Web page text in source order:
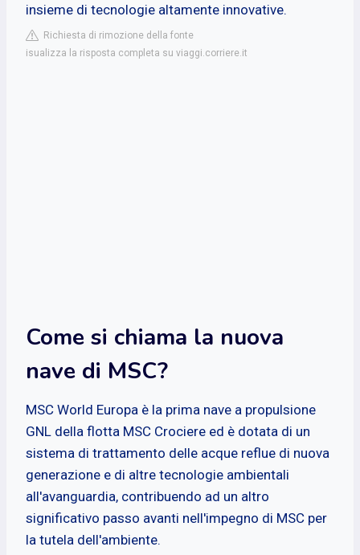
insieme di tecnologie altamente innovative.
Richiesta di rimozione della fonte
isualizza la risposta completa su viaggi.corriere.it
Come si chiama la nuova
nave di MSC?
MSC World Europa è la prima nave a propulsione
GNL della flotta MSC Crociere ed è dotata di un
sistema di trattamento delle acque reflue di nuova
generazione e di altre tecnologie ambientali
all'avanguardia, contribuendo ad un altro
significativo passo avanti nell'impegno di MSC per
la tutela dell'ambiente.